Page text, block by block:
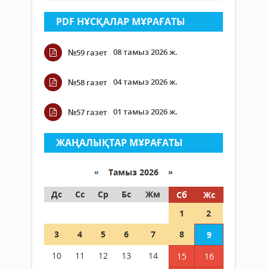
PDF НҰСҚАЛАР МҰРАҒАТЫ
№59 газет 08 тамыз 2026 ж.
№58 газет 04 тамыз 2026 ж.
№57 газет 01 тамыз 2026 ж.
ЖАҢАЛЫҚТАР МҰРАҒАТЫ
« Тамыз 2026 »
Дс
Сс Ср Бс Жм Сб
Жс
1
2
3
4 5 6 7 8
9
10
11 12 13 14 15
16